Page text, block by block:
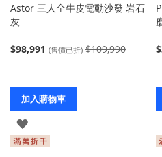
Astor 三人全牛皮電動沙發 岩石
灰
$98,991 (售價已折) $109,990
加入購物車
登
入